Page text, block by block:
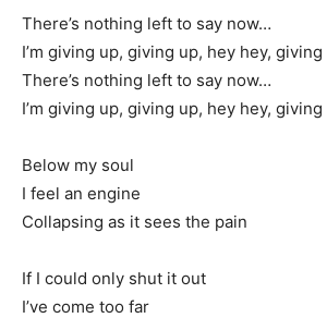
There’s nothing left to say now…
I’m giving up, giving up, hey hey,
There’s nothing left to say now…
I’m giving up, giving up, hey hey,
Below my soul
I feel an engine
Collapsing as it sees the pain
If I could only shut it out
I’ve come too far